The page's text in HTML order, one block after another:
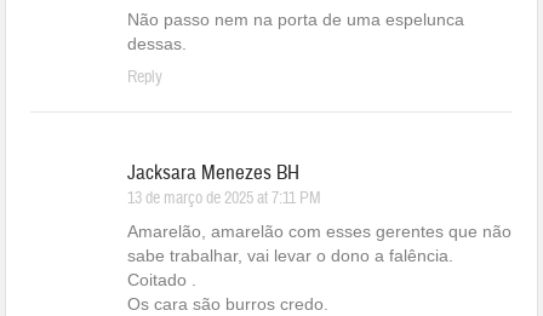
Não passo nem na porta de uma espelunca
dessas.
Reply
Jacksara Menezes BH
13 de março de 2025 at 7:11 PM
Amarelão, amarelão com esses gerentes que não
sabe trabalhar, vai levar o dono a falência.
Coitado .
Os cara são burros credo.